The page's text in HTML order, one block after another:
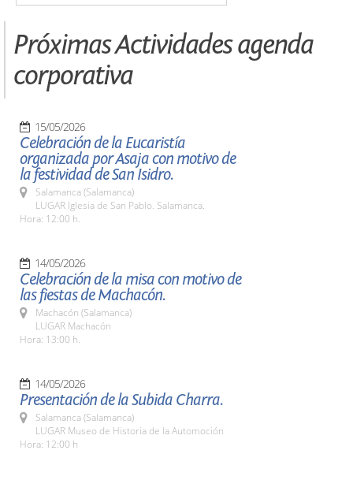
Próximas Actividades agenda
corporativa
15/05/2026
Celebración de la Eucaristía
organizada por Asaja con motivo de
la festividad de San Isidro.
Salamanca (Salamanca)
LUGAR Iglesia de San Pablo. Salamanca.
Hora: 12:00 h.
14/05/2026
Celebración de la misa con motivo de
las fiestas de Machacón.
Machacón (Salamanca)
LUGAR Machacón
Hora: 13:00 h.
14/05/2026
Presentación de la Subida Charra.
Salamanca (Salamanca)
LUGAR Museo de Historia de la Automoción
Hora: 12:00 h